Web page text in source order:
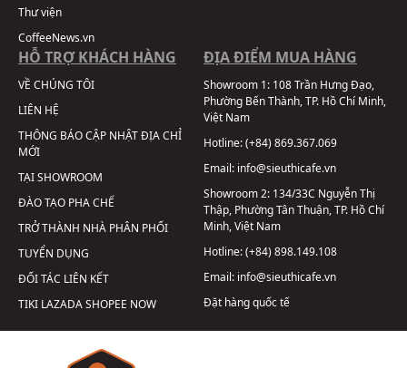
Thư viện
CoffeeNews.vn
HỖ TRỢ KHÁCH HÀNG
VỀ CHÚNG TÔI
LIÊN HỆ
THÔNG BÁO CẬP NHẬT ĐỊA CHỈ
MỚI
TẠI SHOWROOM
ĐÀO TẠO PHA CHẾ
TRỞ THÀNH NHÀ PHÂN PHỐI
TUYỂN DỤNG
ĐỐI TÁC LIÊN KẾT
TIKI LAZADASHOPEE NOW
ĐỊA ĐIỂM MUA HÀNG
Showroom 1: 108 Trần Hưng Đạo,
Phường Bến Thành, TP. Hồ Chí Minh,
Việt Nam
Hotline:(+84) 869.367.069
Email: info@sieuthicafe.vn
Showroom 2: 134/33C Nguyễn Thị
Thập, Phường Tân Thuận, TP. Hồ Chí
Minh, Việt Nam
Hotline:(+84) 898.149.108
Email: info@sieuthicafe.vn
Đặt hàng quốc tế